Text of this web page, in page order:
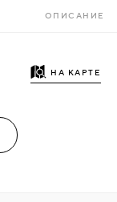
ОПИСАНИЕ
НА КАРТЕ